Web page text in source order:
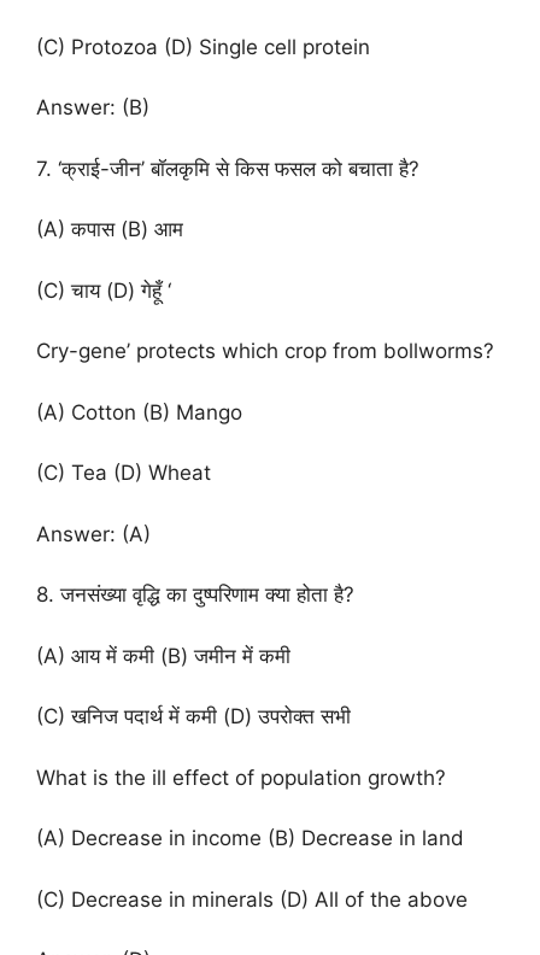
(C) Protozoa (D) Single cell protein
Answer: (B)
7. ‘क्राई-जीन’ बॉलकृमि से किस फसल को बचाता है?
(A) कपास (B) आम
(C) चाय (D) गेहूँ ‘
Cry-gene’ protects which crop from bollworms?
(A) Cotton (B) Mango
(C) Tea (D) Wheat
Answer: (A)
8. जनसंख्या वृद्धि का दुष्परिणाम क्या होता है?
(A) आय में कमी (B) जमीन में कमी
(C) खनिज पदार्थ में कमी (D) उपरोक्त सभी
What is the ill effect of population growth?
(A) Decrease in income (B) Decrease in land
(C) Decrease in minerals (D) All of the above